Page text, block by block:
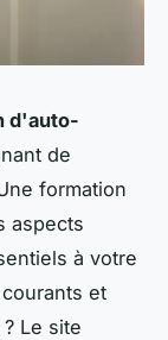
d'auto-
de
formation
aspects
à votre
et
Le site